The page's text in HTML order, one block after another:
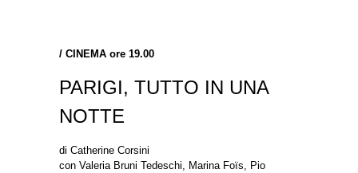
/ CINEMA ore 19.00
PARIGI, TUTTO IN UNA
NOTTE
di Catherine Corsini
con Valeria Bruni Tedeschi, Marina Foïs, Pio